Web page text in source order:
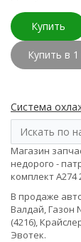
Купить
Купить в 1
Система
Магазин
недорого -
комплект A274
В продаже
Валдай, Газон
(4216),
Эвотек.